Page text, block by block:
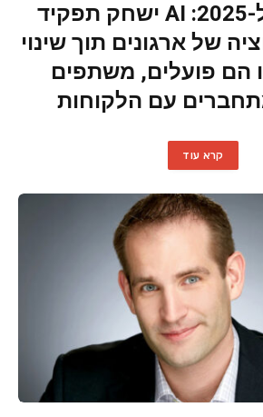
תחזית זום ל-2025: AI ישחק תפקיד
של ארגונים תוך שינוי
הם פועלים, משתפים
עם הלקוחות
קרא עוד